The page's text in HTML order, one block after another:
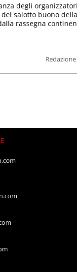
degli
del salotto buono
rassegna